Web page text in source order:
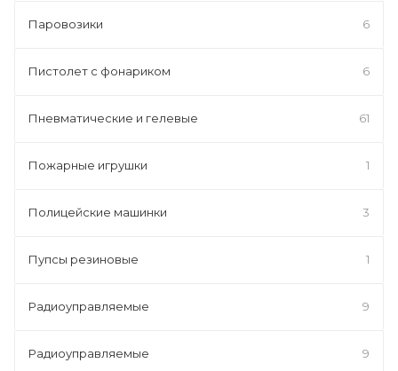
Паровозики 6
Пистолет с фонариком 6
Пневматические и гелевые 61
Пожарные игрушки 1
Полицейские машинки 3
Пупсы резиновые 1
Радиоуправляемые 9
Радиоуправляемые 9